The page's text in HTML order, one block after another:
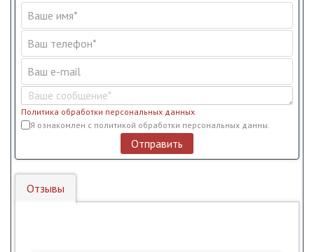
Политика обработки персональных данных.
Условия обслуживания*
Я ознакомлен с политикой обработки персональных данны.
Отправить
Отзывы